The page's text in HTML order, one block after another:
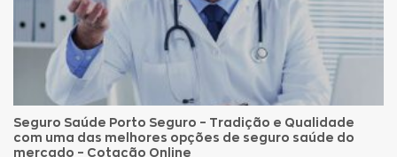
Seguro Saúde Porto Seguro – Tradição e Qualidade
com uma das melhores opções de seguro saúde do
mercado – Cotação Online